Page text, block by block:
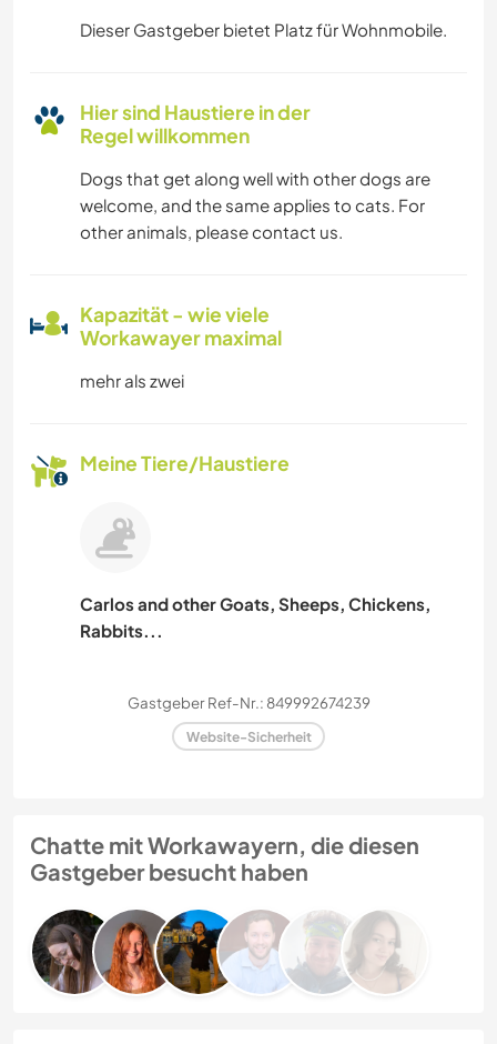
Dieser Gastgeber bietet Platz für Wohnmobile.
Hier sind Haustiere in der
Regel willkommen
Dogs that get along well with other dogs are
welcome, and the same applies to cats. For
other animals, please contact us.
Kapazität - wie viele
Workawayer maximal
mehr als zwei
Meine Tiere/Haustiere
Carlos and other Goats, Sheeps, Chickens,
Rabbits...
Gastgeber Ref-Nr.: 849992674239
Website-Sicherheit
Chatte mit Workawayern, die diesen
Gastgeber besucht haben